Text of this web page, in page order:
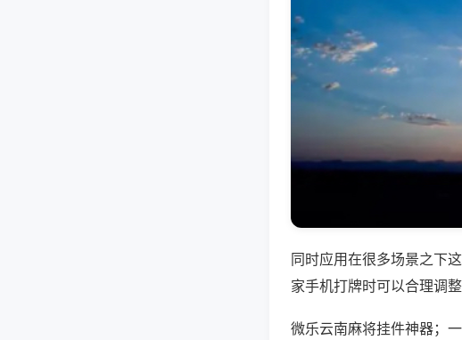
同时应用在很多场景之下
家手机打牌时可以合理调
微乐云南麻将挂件神器；